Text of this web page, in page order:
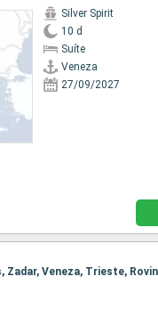
Silver Spirit
10 d
Suíte
Veneza
27/09/2027